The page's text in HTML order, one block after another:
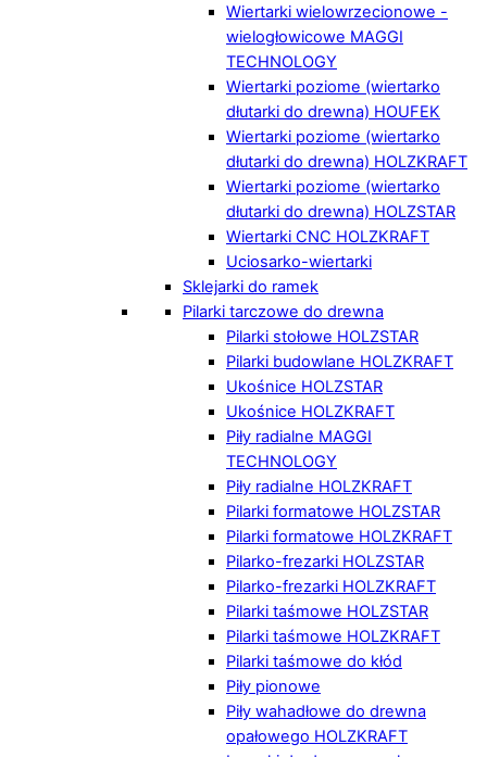
Wiertarki wielowrzecionowe -
wielogłowicowe MAGGI
TECHNOLOGY
Wiertarki poziome (wiertarko
dłutarki do drewna) HOUFEK
Wiertarki poziome (wiertarko
dłutarki do drewna) HOLZKRAFT
Wiertarki poziome (wiertarko
dłutarki do drewna) HOLZSTAR
Wiertarki CNC HOLZKRAFT
Uciosarko-wiertarki
Sklejarki do ramek
Pilarki tarczowe do drewna
Pilarki stołowe HOLZSTAR
Pilarki budowlane HOLZKRAFT
Ukośnice HOLZSTAR
Ukośnice HOLZKRAFT
Piły radialne MAGGI
TECHNOLOGY
Piły radialne HOLZKRAFT
Pilarki formatowe HOLZSTAR
Pilarki formatowe HOLZKRAFT
Pilarko-frezarki HOLZSTAR
Pilarko-frezarki HOLZKRAFT
Pilarki taśmowe HOLZSTAR
Pilarki taśmowe HOLZKRAFT
Pilarki taśmowe do kłód
Piły pionowe
Piły wahadłowe do drewna
opałowego HOLZKRAFT